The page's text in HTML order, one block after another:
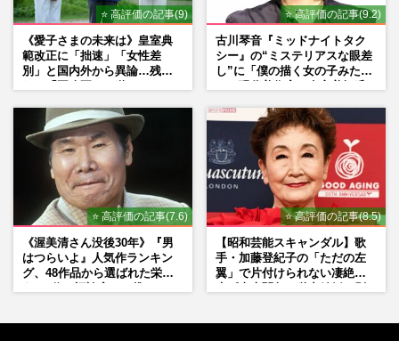
⭐ 高評価の記事(9)
《愛子さまの未来は》皇室典
範改正に「拙速」「女性差
別」と国内外から異論…残さ
⭐ 高評価の記事(9.2)
古川琴音『ミッドナイトタク
シー』の“ミステリアスな眼差
し”に「僕の描く女の子みた
⭐ 高評価の記事(7.6)
《渥美清さん没後30年》『男
はつらいよ』人気作ランキン
グ、48作品から選ばれた栄え
⭐ 高評価の記事(8.5)
【昭和芸能スキャンダル】歌
手・加藤登紀子の「ただの左
翼」で片付けられない凄絶半